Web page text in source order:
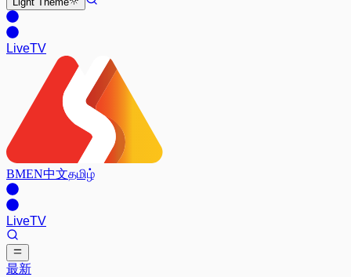
LiveTV
BMEN中文தமிழ்
LiveTV
最新